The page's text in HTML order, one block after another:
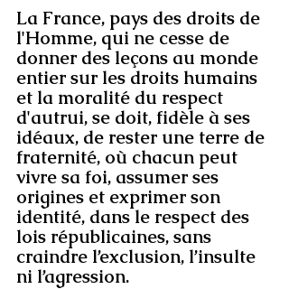
La France, pays des droits de
l'Homme, qui ne cesse de
donner des leçons au monde
entier sur les droits humains
et la moralité du respect
d'autrui, se doit, fidèle à ses
idéaux, de rester une terre de
fraternité, où chacun peut
vivre sa foi, assumer ses
origines et exprimer son
identité, dans le respect des
lois républicaines, sans
craindre l’exclusion, l’insulte
ni l’agression.